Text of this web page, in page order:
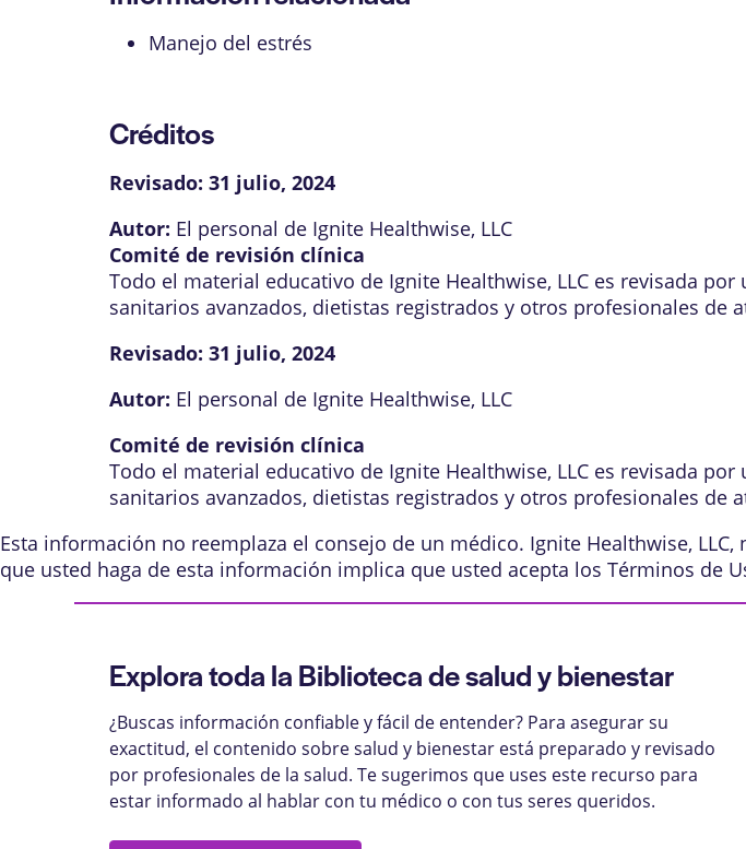
Manejo del estrés
Créditos
Revisado: 31 julio, 2024
Autor: El personal de Ignite Healthwise, LLC
Comité de revisión clínica
Todo el material educativo de Ignite Healthwise, LLC es revisada
sanitarios avanzados, dietistas registrados y otros profesionales de
Revisado: 31 julio, 2024
Autor: El personal de Ignite Healthwise, LLC
Comité de revisión clínica
Todo el material educativo de Ignite Healthwise, LLC es revisada
sanitarios avanzados, dietistas registrados y otros profesionales de
Esta información no reemplaza el consejo de un médico. Ignite Healthwise,
que usted haga de esta información implica que usted acepta los Términos de
Explora toda la Biblioteca de salud y bienestar
¿Buscas información confiable y fácil de entender? Para asegurar su
exactitud, el contenido sobre salud y bienestar está preparado y revisado
por profesionales de la salud. Te sugerimos que uses este recurso para
estar informado al hablar con tu médico o con tus seres queridos.